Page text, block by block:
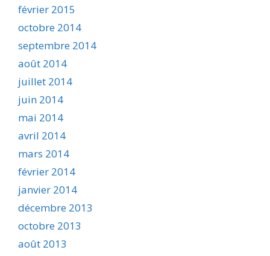
février 2015
octobre 2014
septembre 2014
août 2014
juillet 2014
juin 2014
mai 2014
avril 2014
mars 2014
février 2014
janvier 2014
décembre 2013
octobre 2013
août 2013